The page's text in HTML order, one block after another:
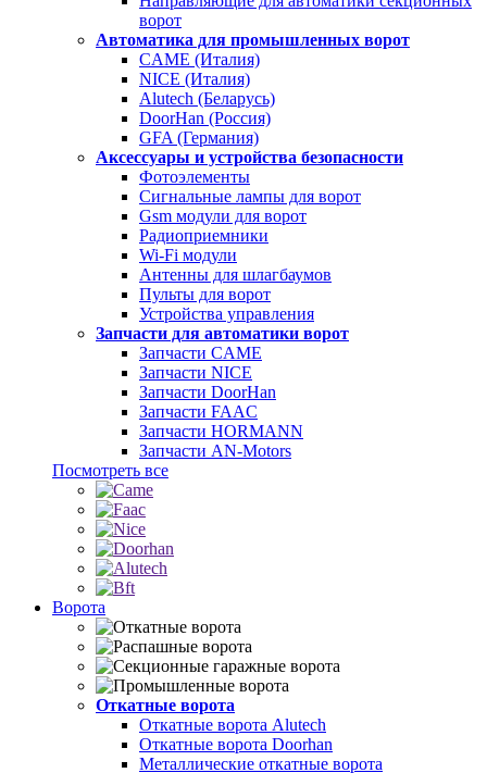
ворот
Автоматика для промышленных ворот
CAME (Италия)
NICE (Италия)
Alutech (Беларусь)
DoorHan (Россия)
GFA (Германия)
Аксессуары и устройства безопасности
Фотоэлементы
Сигнальные лампы для ворот
Gsm модули для ворот
Радиоприемники
Wi-Fi модули
Антенны для шлагбаумов
Пульты для ворот
Устройства управления
Запчасти для автоматики ворот
Запчасти CAME
Запчасти NICE
Запчасти DoorHan
Запчасти FAAC
Запчасти HORMANN
Запчасти AN-Motors
Посмотреть все
Ворота
Откатные ворота
Откатные ворота Alutech
Откатные ворота Doorhan
Металлические откатные ворота